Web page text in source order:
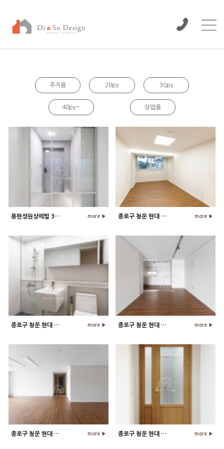
주거용 20py 30py
40py~ 상업용
용현성원상떼빌 32평 아파트 현관 인… more ▶ 종로구 청운 현대 48평 아파트 침실… more ▶
종로구 청운 현대 48평 아파트 욕실… more ▶ 종로구 청운 현대 48평 아파트 주방… more ▶
종로구 청운 현대 48평 아파트 거실… more ▶ 종로구 청운 현대 48평 아파트 현관… more ▶